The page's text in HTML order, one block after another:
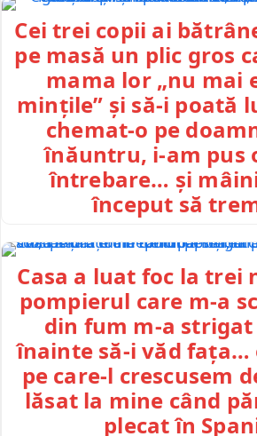
Cei trei copii ai
pe masă un plic gros
mama lor „nu mai
mințile” și să-i poată
chemat-o pe
înăuntru, i-am pus
întrebare… și
început să
Casa a luat foc la trei
pompierul care m-a
din fum m-a
înainte să-i văd fața…
pe care-l crescusem
lăsat la mine când
plecat în